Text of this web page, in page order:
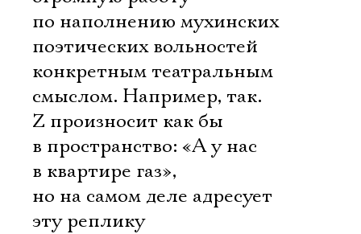
по наполнению мухинских
поэтических вольностей
конкретным театральным
смыслом. Например, так.
Z произносит как бы
в пространство: «А у нас
в квартире газ»,
но на самом деле адресует
эту реплику